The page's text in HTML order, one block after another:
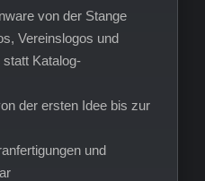
von der Stange
Vereinslogos und
Katalog-
der ersten Idee bis zur
und